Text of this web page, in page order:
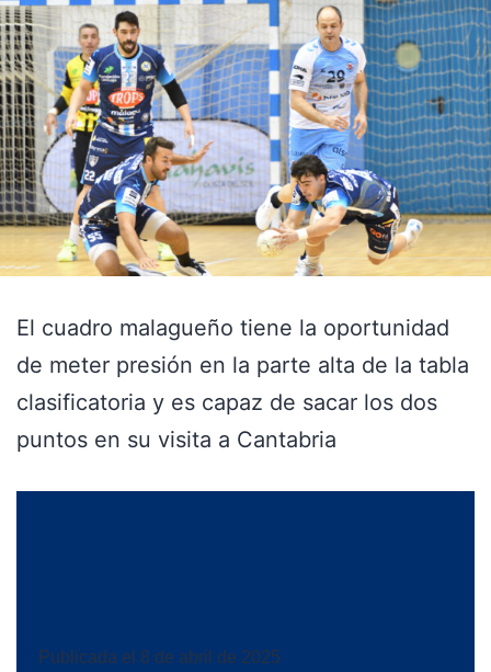
El cuadro malagueño tiene la oportunidad
de meter presión en la parte alta de la tabla
clasificatoria y es capaz de sacar los dos
puntos en su visita a Cantabria
Publicada el 8 de abril de 2025